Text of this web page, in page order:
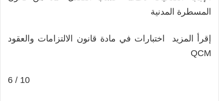
المسطرة المدنية
إقرأ المزيد اختبارات في مادة قانون الالتزامات والعقود
QCM
6 / 10